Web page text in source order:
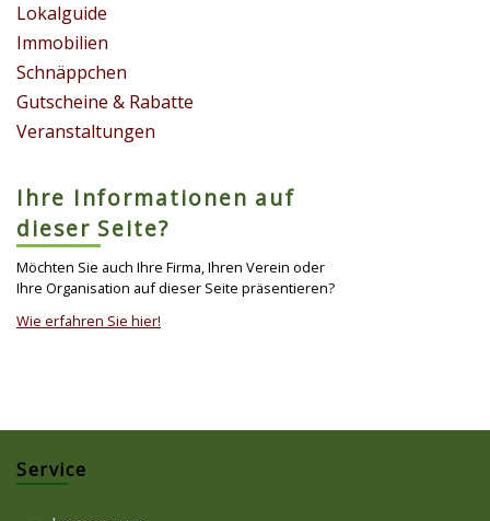
Lokalguide
Immobilien
Schnäppchen
Gutscheine & Rabatte
Veranstaltungen
Ihre Informationen auf
dieser Seite?
Möchten Sie auch Ihre Firma, Ihren Verein oder
Ihre Organisation auf dieser Seite präsentieren?
Wie erfahren Sie hier!
Service